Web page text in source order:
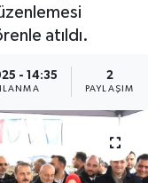
atıldı.
- 14:35 2
PAYLAŞIM